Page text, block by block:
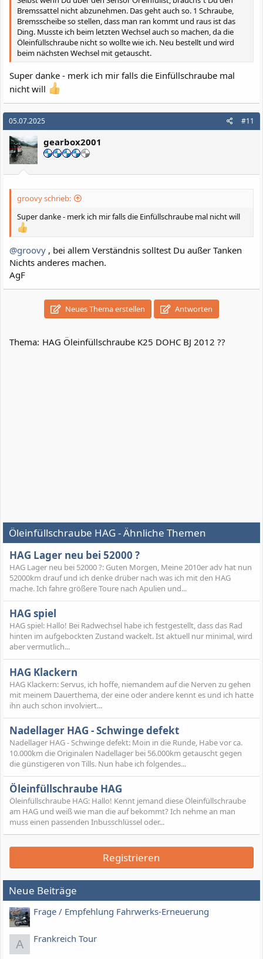
Bremssattel nicht abzunehmen. Das geht auch so. 1 Schraube,
Bremsscheibe so stellen, dass man ran kommt und raus ist das
Ding. Musste ich beim letzten Wechsel auch so machen, da die
Öleinfüllschraube nicht so wollte wie ich. Neu bestellt und wird
beim nächsten Wechsel mit getauscht.
Super danke - merk ich mir falls die Einfüllschraube mal
nicht will
05.07.2025 #11
gearbox2001
groovy schrieb:
Super danke - merk ich mir falls die Einfüllschraube mal nicht will
@groovy , bei allem Verständnis solltest Du außer Tanken
Nichts anderes machen.
AgF
Neues Thema erstellen Antworten
Thema: HAG Öleinfüllschraube K25 DOHC BJ 2012 ??
Öleinfüllschraube HAG - Ähnliche Themen
HAG Lager neu bei 52000 ?
HAG Lager neu bei 52000 ?: Guten Morgen, Meine 2010er adv hat nun
52000km drauf und ich denke drüber nach was ich mit den HAG
mache. Ich fahre größere Toure nach Apulien und...
HAG spiel
HAG spiel: Hallo! Bei Radwechsel habe ich festgestellt, dass das Rad
hinten im aufgebockten Zustand wackelt. Ist aktuell nur minimal, wird
aber vermutlich...
HAG Klackern
HAG Klackern: Servus, ich hoffe, niemandem auf die Nerven zu gehen
mit meinem Dauerthema, der eine oder andere kennt es und ich hatte
ihn auch schon involviert...
Nadellager HAG - Schwinge defekt
Nadellager HAG - Schwinge defekt: Moin in die Runde, Habe vor ca.
10.000km die Originalen Nadellager bei 56.000km getauscht gegen
die günstigeren von Tills. Nun habe ich folgendes...
Öleinfüllschraube HAG
Öleinfüllschraube HAG: Hallo! Kennt jemand diese Öleinfüllschraube
am HAG und weiß wie man die auf bekommt? Ich nehme an man
muss einen passenden Inbusschlüssel oder...
Registrieren
Neue Beiträge
Frage / Empfehlung Fahrwerks-Erneuerung
A Frankreich Tour